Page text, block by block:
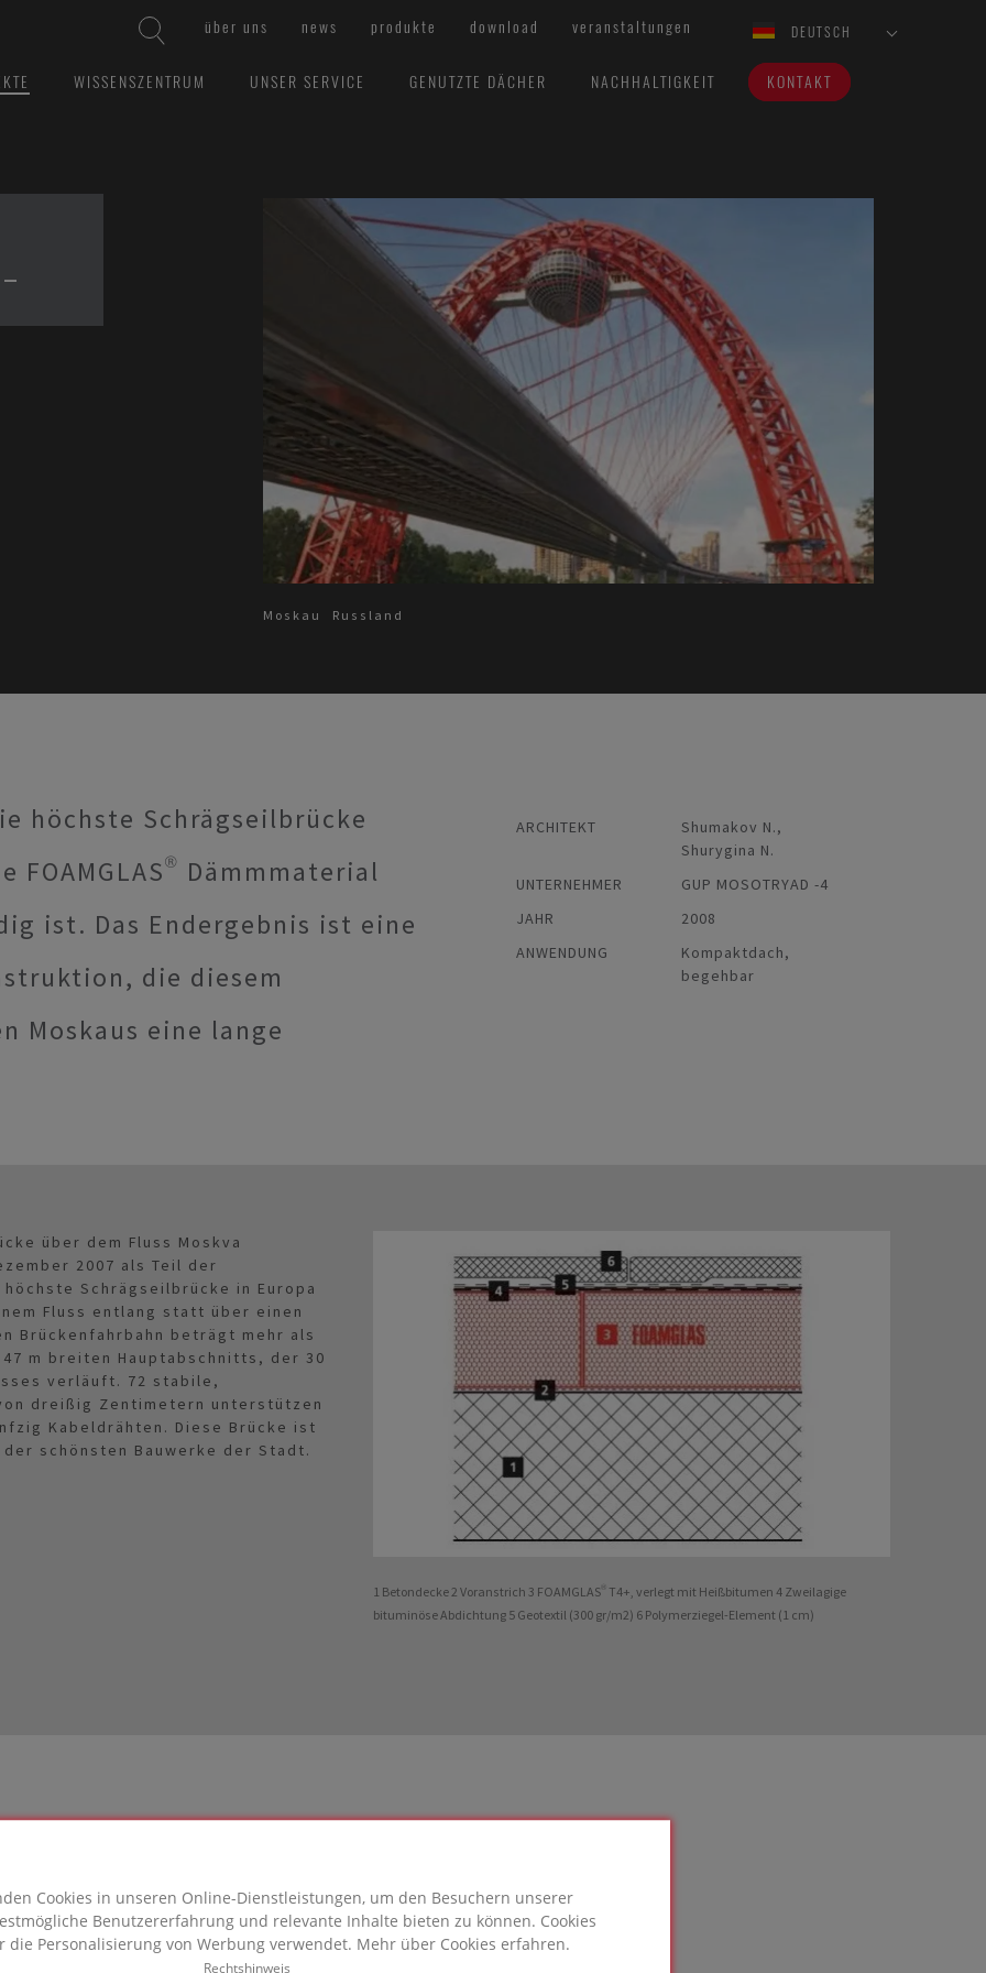
Cookies in unseren Online-Dienstleistungen, um den Besuchern unserer
Benutzererfahrung und relevante Inhalte bieten zu können. Cookies
die Personalisierung von Werbung verwendet. Mehr über Cookies erfahren.
Rechtshinweis
über uns news produkte download veranstaltungen DEUTSCH
WISSENSZENTRUM UNSER SERVICE GENUTZTE DÄCHER NACHHALTIGKEIT KONTAKT
Moskau Russland
höchste Schrägseilbrücke
Dämmmaterial
ist. Das Endergebnis ist eine
die diesem
Moskaus eine lange
ARCHITEKT
Shumakov N.,
Shurygina N.
UNTERNEHMER
GUP MOSOTRYAD -4
JAHR
2008
ANWENDUNG
Kompaktdach,
begehbar
über dem Fluss Moskva
2007 als Teil der
Schrägseilbrücke in Europa
Fluss entlang statt über einen
Brückenfahrbahn beträgt mehr als
m breiten Hauptabschnitts, der 30
verläuft. 72 stabile,
dreißig Zentimetern unterstützen
Kabeldrähten. Diese Brücke ist
schönsten Bauwerke der Stadt.
1 Betondecke 2 Voranstrich 3 FOAMGLAS® T4+, verlegt mit Heißbitumen 4 Zweilagige
bituminöse Abdichtung 5 Geotextil (300 gr/m2) 6 Polymerziegel-Element (1 cm)
Lösung